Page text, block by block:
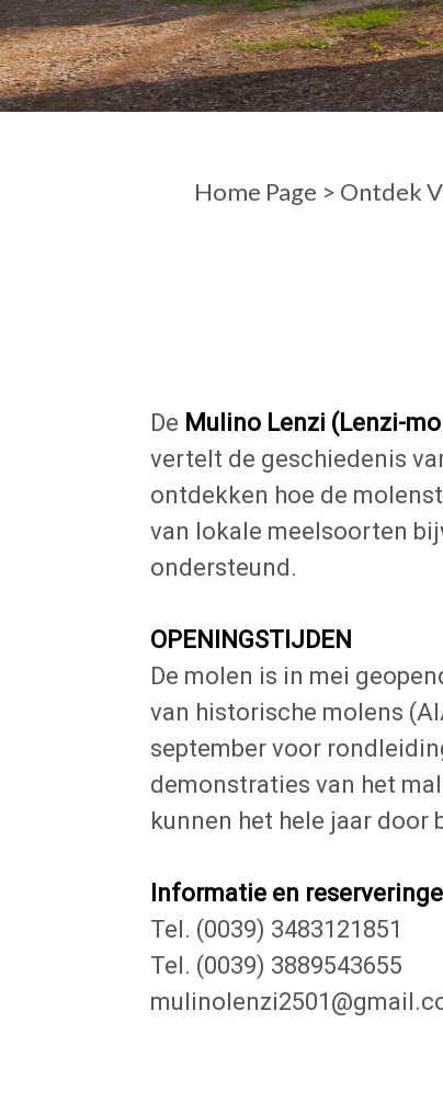
AANKOMST
Home Page > Ontdek
De Mulino Lenzi (Lenzi-
vertelt de geschiedenis
ontdekken hoe de
van lokale meelsoorten
ondersteund.
OPENINGSTIJDEN
De molen is in mei
van historische molens
september voor
demonstraties van het
kunnen het hele jaar door
Informatie en
Tel. (0039) 3483121851
Tel. (0039) 3889543655